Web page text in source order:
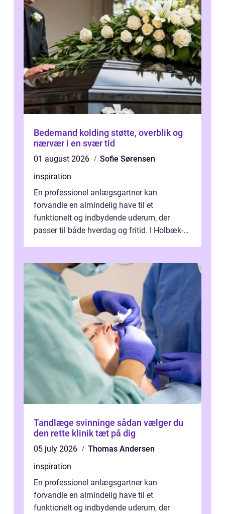
Bedemand kolding støtte, overblik og
nærvær i en svær tid
01 august 2026
Sofie Sørensen
inspiration
En professionel anlægsgartner kan
forvandle en almindelig have til et
funktionelt og indbydende uderum, der
passer til både hverdag og fritid. I Holbæk-
Tandlæge svinninge sådan vælger du
den rette klinik tæt på dig
05 july 2026
Thomas Andersen
inspiration
En professionel anlægsgartner kan
forvandle en almindelig have til et
funktionelt og indbydende uderum, der